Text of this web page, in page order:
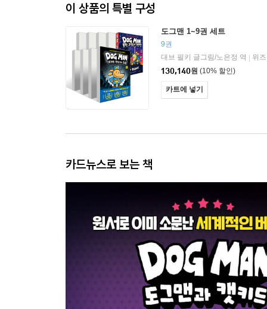
이 상품의 특별 구성
도그맨 1~9권 세트
9권
대브 필키 글그림/노은정 역
위
130,140원 (10% 할인)
카트에 넣기
카드뉴스로 보는 책